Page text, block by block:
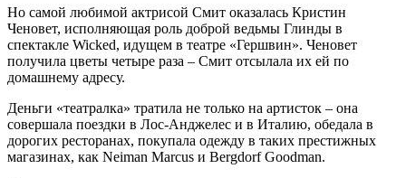
Но самой любимой актрисой Смит оказалась Кристин
Ченовет, исполняющая роль доброй ведьмы Глинды в
спектакле Wicked, идущем в театре «Гершвин». Ченовет
получила цветы четыре раза – Смит отсылала их ей по
домашнему адресу.
Деньги «театралка» тратила не только на артисток – она
совершала поездки в Лос-Анджелес и в Италию, обедала в
дорогих ресторанах, покупала одежду в таких престижных
магазинах, как Neiman Marcus и Bergdorf Goodman.